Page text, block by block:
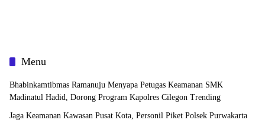
Menu
Bhabinkamtibmas Ramanuju Menyapa Petugas Keamanan SMK
Madinatul Hadid, Dorong Program Kapolres Cilegon Trending
Jaga Keamanan Kawasan Pusat Kota, Personil Piket Polsek Purwakarta